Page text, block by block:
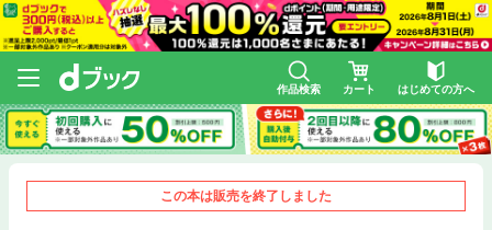
作品検索 カート はじめての方へ
この本は販売を終了しました